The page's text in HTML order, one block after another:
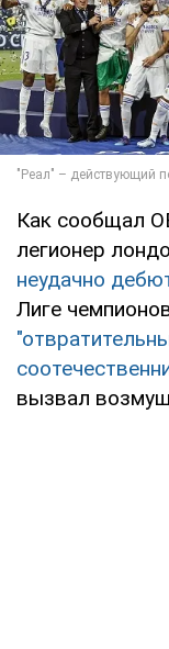
Как сообщал
легионер
неудачно
Лиге
вызвал